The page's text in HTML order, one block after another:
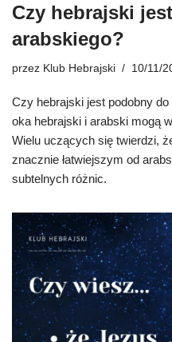
Czy hebrajski
arabskiego?
przez Klub Hebrajski 10/11/
Czy hebrajski jest podobny
oka hebrajski i arabski mogą
Wielu uczących się twierdzi,
znacznie łatwiejszym od
subtelnych różnic.